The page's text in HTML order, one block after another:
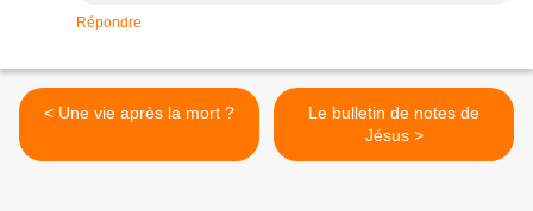
Répondre
< Une vie après la mort ?
Le bulletin de notes de
Jésus >